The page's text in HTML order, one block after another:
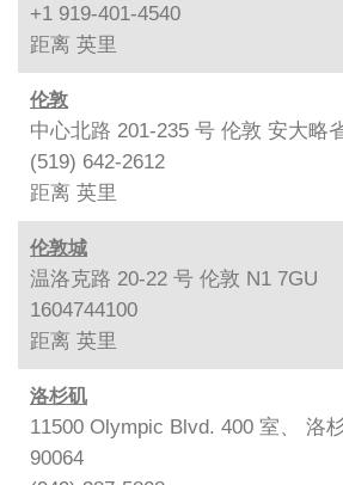
+1 919-401-4540
距离 英里
伦敦
中心北路 201-235 号 伦敦 安大略
(519) 642-2612
距离 英里
伦敦城
温洛克路 20-22 号 伦敦 N1 7GU
1604744100
距离 英里
洛杉矶
11500 Olympic Blvd. 400 室、 洛
90064